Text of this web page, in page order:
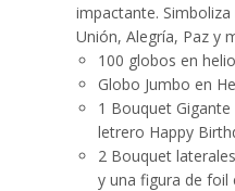
impactante.
Unión, Alegría, Paz y
100 globos en
Globo Jumbo en
1 Bouquet
letrero Happy
2 Bouquet
y una figura de foil